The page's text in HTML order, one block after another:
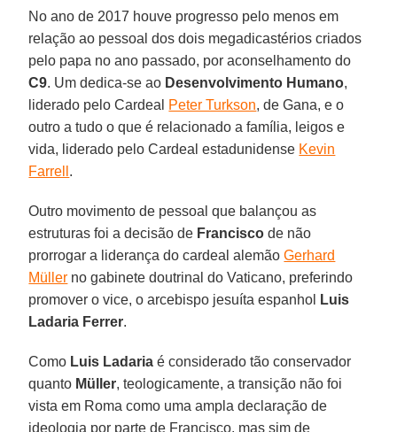
No ano de 2017 houve progresso pelo menos em
relação ao pessoal dos dois megadicastérios criados
pelo papa no ano passado, por aconselhamento do
C9. Um dedica-se ao Desenvolvimento Humano,
liderado pelo Cardeal Peter Turkson, de Gana, e o
outro a tudo o que é relacionado a família, leigos e
vida, liderado pelo Cardeal estadunidense Kevin
Farrell .
Outro movimento de pessoal que balançou as
estruturas foi a decisão de Francisco de não
prorrogar a liderança do cardeal alemãoGerhard
Müller no gabinete doutrinal do Vaticano, preferindo
promover o vice, o arcebispo jesuíta espanhol
Luis
Ladaria Ferrer.
Como Luis Ladaria é considerado tão conservador
quanto Müller, teologicamente, a transição não foi
vista em Roma como uma ampla declaração de
ideologia por parte de Francisco, mas sim de